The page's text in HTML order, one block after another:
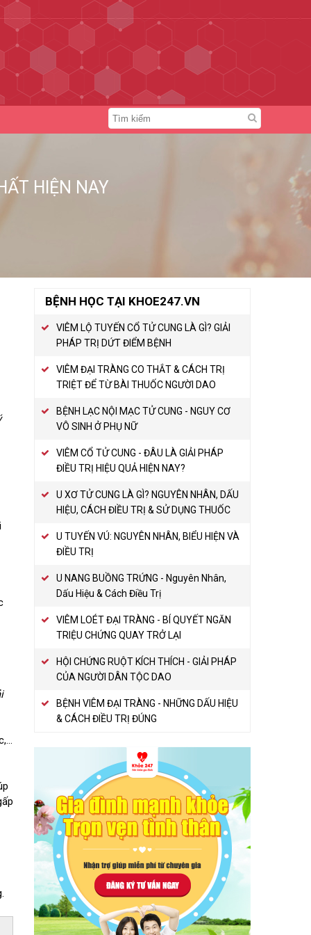
HIỆN NAY
BỆNH HỌC TẠI KHOE247.VN
VIÊM LỘ TUYẾN CỔ TỬ CUNG LÀ GÌ? GIẢI
PHÁP TRỊ DỨT ĐIỂM BỆNH
VIÊM ĐẠI TRÀNG CO THẮT & CÁCH TRỊ
TRIỆT ĐỂ TỪ BÀI THUỐC NGƯỜI DAO
BỆNH LẠC NỘI MẠC TỬ CUNG - NGUY CƠ
VÔ SINH Ở PHỤ NỮ
VIÊM CỔ TỬ CUNG - ĐÂU LÀ GIẢI PHÁP
ĐIỀU TRỊ HIỆU QUẢ HIỆN NAY?
U XƠ TỬ CUNG LÀ GÌ? NGUYÊN NHÂN, DẤU
HIỆU, CÁCH ĐIỀU TRỊ & SỬ DỤNG THUỐC
U TUYẾN VÚ: NGUYÊN NHÂN, BIỂU HIỆN VÀ
ĐIỀU TRỊ
U NANG BUỒNG TRỨNG - Nguyên Nhân,
Dấu Hiệu & Cách Điều Trị
VIÊM LOÉT ĐẠI TRÀNG - BÍ QUYẾT NGĂN
TRIỆU CHỨNG QUAY TRỞ LẠI
HỘI CHỨNG RUỘT KÍCH THÍCH - GIẢI PHÁP
CỦA NGƯỜI DÂN TỘC DAO
BỆNH VIÊM ĐẠI TRÀNG - NHỮNG DẤU HIỆU
& CÁCH ĐIỀU TRỊ ĐÚNG